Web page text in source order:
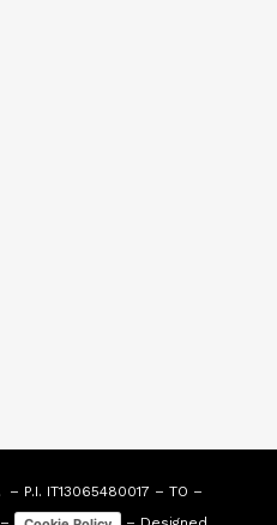
– P.I. IT13065480017 – TO –